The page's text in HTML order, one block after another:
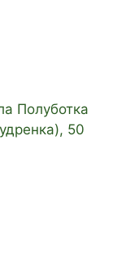
Полуботка
50